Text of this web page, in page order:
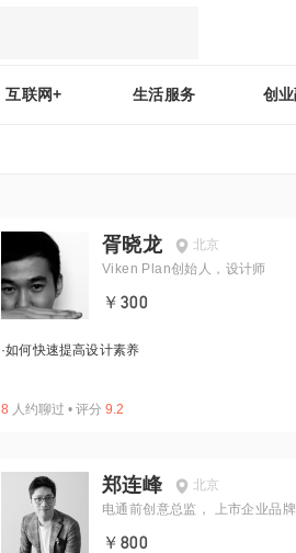
互联网+ 生活服务 创
胥晓龙
北京
Viken Plan创始人，设计师
￥300
·如何快速提高设计素养
8 人约聊过 • 评分 9.2
郑连峰
北京
电通前创意总监， 上市企业品
￥800